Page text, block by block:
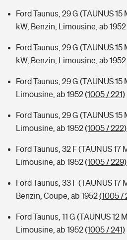
Ford Taunus, 29 G (TAUNUS
kW, Benzin, Limousine, ab 1952
Ford Taunus, 29 G (TAUNUS
kW, Benzin, Limousine, ab 1952
Ford Taunus, 29 G (TAUNUS 15
Limousine, ab 1952(1005 / 221)
Ford Taunus, 29 G (TAUNUS 15
Limousine, ab 1952(1005 / 222)
Ford Taunus, 32 F (TAUNUS 17
Limousine, ab 1952(1005 / 229)
Ford Taunus, 33 F (TAUNUS 17
Benzin, Coupe, ab 1952(1005 /
Ford Taunus, 11 G (TAUNUS 12
Limousine, ab 1952(1005 / 241)